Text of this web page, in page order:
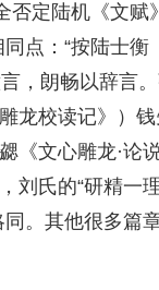
否定陆机《文赋
同点：“按陆士
，朗畅以辞言
龙校读记》）
《文心雕龙·论
刘氏的“研精一
同。其他很多篇